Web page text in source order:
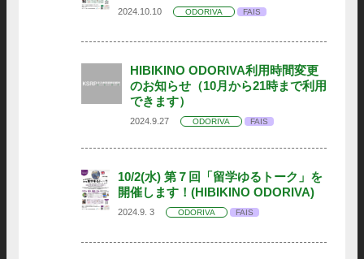
2024.10.10 ODORIVA FAIS
HIBIKINO ODORIVA利用時間変更
のお知らせ（10月から21時まで利用
できます）
2024.9.27 ODORIVA FAIS
10/2(水) 第７回「留学ゆるトーク」を
開催します！(HIBIKINO ODORIVA)
2024.9. 3 ODORIVA FAIS